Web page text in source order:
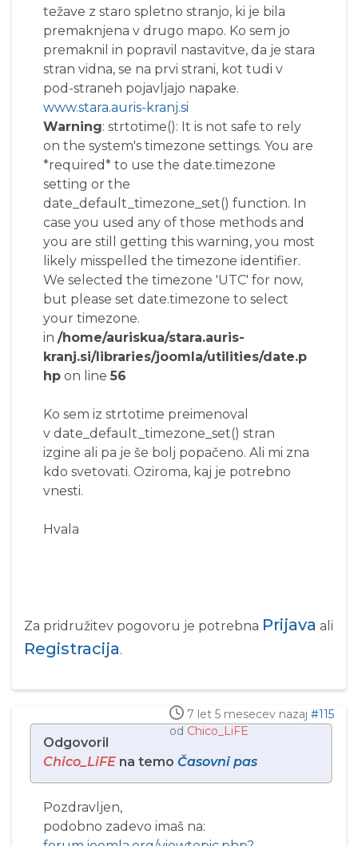
težave z staro spletno stranjo, ki je bila
premaknjena v drugo mapo. Ko sem jo
premaknil in popravil nastavitve, da je stara
stran vidna, se na prvi strani, kot tudi v
pod-straneh pojavljajo napake.
www.stara.auris-kranj.si
Warning: strtotime(): It is not safe to rely
on the system's timezone settings. You are
*required* to use the date.timezone
setting or the
date_default_timezone_set() function. In
case you used any of those methods and
you are still getting this warning, you most
likely misspelled the timezone identifier.
We selected the timezone 'UTC' for now,
but please set date.timezone to select
your timezone.
in /home/auriskua/stara.auris-
kranj.si/libraries/joomla/utilities/date.p
hp on line 56
Ko sem iz strtotime preimenoval
v date_default_timezone_set() stran
izgine ali pa je še bolj popačeno. Ali mi zna
kdo svetovati. Oziroma, kaj je potrebno
vnesti.
Hvala
Za pridružitev pogovoru je potrebna Prijava ali
Registracija.
7 let 5 mesecev nazaj #115
od Chico_LiFE
Odgovoril
Chico_LiFE na temo Časovni pas
Pozdravljen,
podobno zadevo imaš na: